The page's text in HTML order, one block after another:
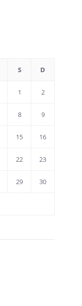
S D
1 2
8 9
15 16
22 23
29 30